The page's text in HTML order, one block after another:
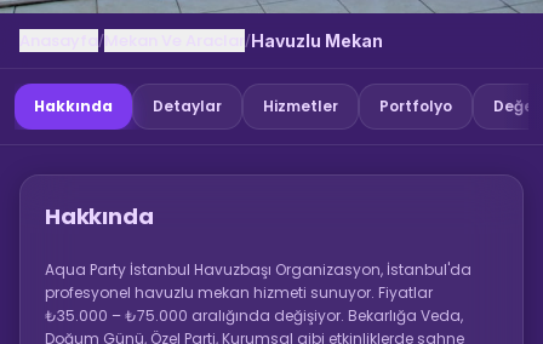
/ /Havuzlu Mekan
Hakkında Detaylar Hizmetler Portfolyo
Hakkında
Aqua Party İstanbul Havuzbaşı Organizasyon, İstanbul'da
profesyonel havuzlu mekan hizmeti sunuyor. Fiyatlar
₺35.000 – ₺75.000 aralığında değişiyor. Bekarlığa Veda,
Doğum Günü, Özel Parti, Kurumsal gibi etkinliklerde sahne